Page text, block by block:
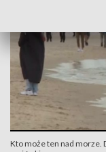
Kto może ten nad morze.